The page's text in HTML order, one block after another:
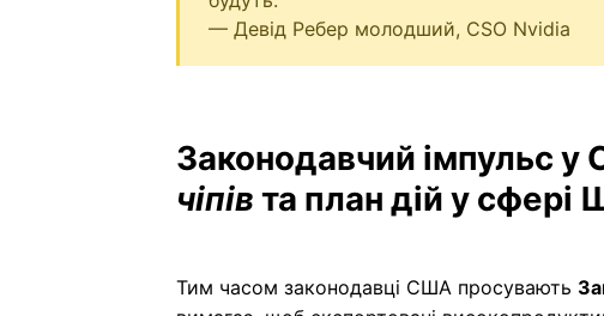
— Девід Ребер молодший, CSO Nvidia
Законодавчий імпульс
чіпів та план дій у сфері
Тим часом законодавці США просувають